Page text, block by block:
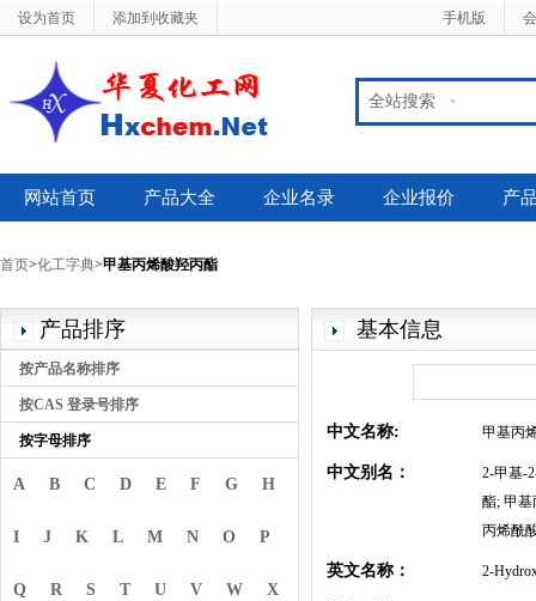
设为首页 添加到收藏夹 手机版
全站搜索
网站首页 产品大全 企业名录 企业报价 产
首页>化工字典>甲基丙烯酸羟丙酯
产品排序
按产品名称排序
按CAS 登录号排序
按字母排序
A B C D E F G H
I J K L M N O P
Q R S T U V W X
基本信息
中文名称: 甲基丙
中文别名：
2-甲基-
酯; 甲
丙烯酰
英文名称： 2-